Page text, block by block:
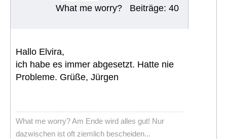
What me worry? Beiträge: 40
Hallo Elvira,
ich habe es immer abgesetzt. Hatte nie
Probleme. Grüße, Jürgen
What me worry? Am Ende wird alles gut! Nur
dazwischen ist oft ziemlich bescheiden...